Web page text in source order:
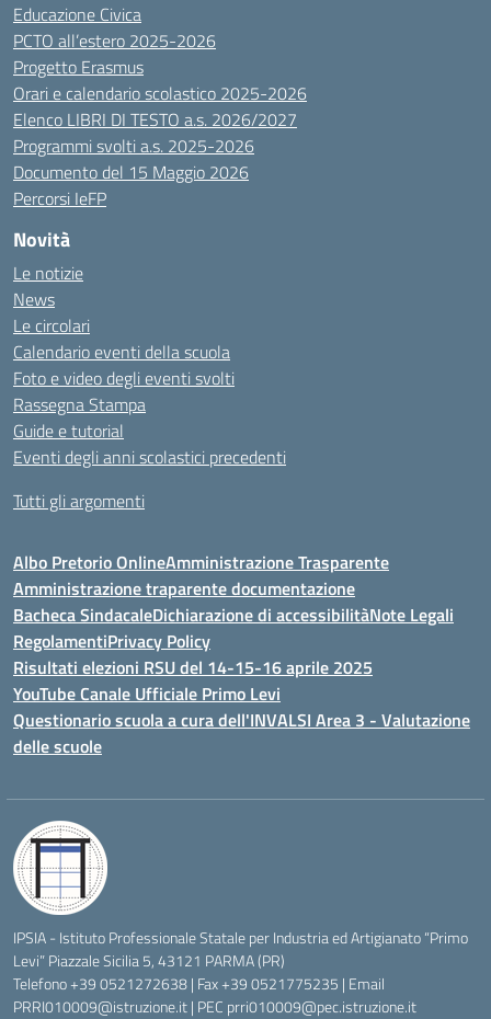
Educazione Civica
PCTO all’estero 2025-2026
Progetto Erasmus
Orari e calendario scolastico 2025-2026
Elenco LIBRI DI TESTO a.s. 2026/2027
Programmi svolti a.s. 2025-2026
Documento del 15 Maggio 2026
Percorsi IeFP
Novità
Le notizie
News
Le circolari
Calendario eventi della scuola
Foto e video degli eventi svolti
Rassegna Stampa
Guide e tutorial
Eventi degli anni scolastici precedenti
Tutti gli argomenti
Albo Pretorio OnlineAmministrazione Trasparente
Amministrazione traparente documentazione
Bacheca SindacaleDichiarazione di accessibilitàNote Legali
RegolamentiPrivacy Policy
Risultati elezioni RSU del 14-15-16 aprile 2025
YouTube Canale Ufficiale Primo Levi
Questionario scuola a cura dell'INVALSI Area 3 - Valutazione
delle scuole
IPSIA - Istituto Professionale Statale per Industria ed Artigianato “Primo
Levi” Piazzale Sicilia 5, 43121 PARMA (PR)
Telefono +39 0521272638 | Fax +39 0521775235 | Email
PRRI010009@istruzione.it| PEC prri010009@pec.istruzione.it